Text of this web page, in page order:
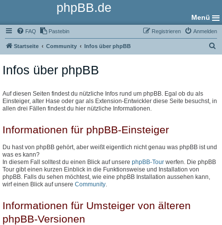
phpBB.de
Menü
FAQ Pastebin Anmelden
Registrieren
Startseite Community Infos über phpBB
Infos über phpBB
Auf diesen Seiten findest du nützliche Infos rund um phpBB. Egal ob du als
Einsteiger, alter Hase oder gar als Extension-Entwickler diese Seite besuchst, in
allen drei Fällen findest du hier nützliche Informationen.
Informationen für phpBB-Einsteiger
Du hast von phpBB gehört, aber weißt eigentlich nicht genau was phpBB ist und
was es kann?
In diesem Fall solltest du einen Blick auf unsere phpBB-Tour werfen. Die phpBB
Tour gibt einen kurzen Einblick in die Funktionsweise und Installation von
phpBB. Falls du sehen möchtest, wie eine phpBB Installation aussehen kann,
wirf einen Blick auf unsere Community
Informationen für Umsteiger von älteren
phpBB-Versionen